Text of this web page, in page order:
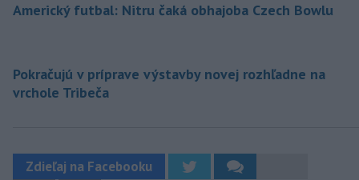
Americký futbal: Nitru čaká obhajoba Czech Bowlu
Pokračujú v príprave výstavby novej rozhľadne na
vrchole Tribeča
Zdieľaj na Facebooku